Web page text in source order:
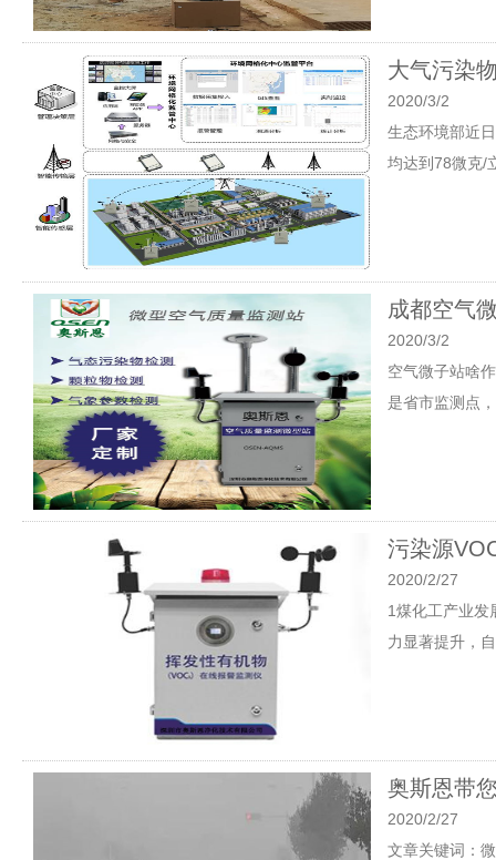
大气污染
2020/3/2
生态环境部近
均达到78微克/
成都空气
2020/3/2
空气微子站啥
是省市监测点
污染源
2020/2/27
1煤化工产业发
力显著提升，
奥斯恩带
2020/2/27
文章关键词：